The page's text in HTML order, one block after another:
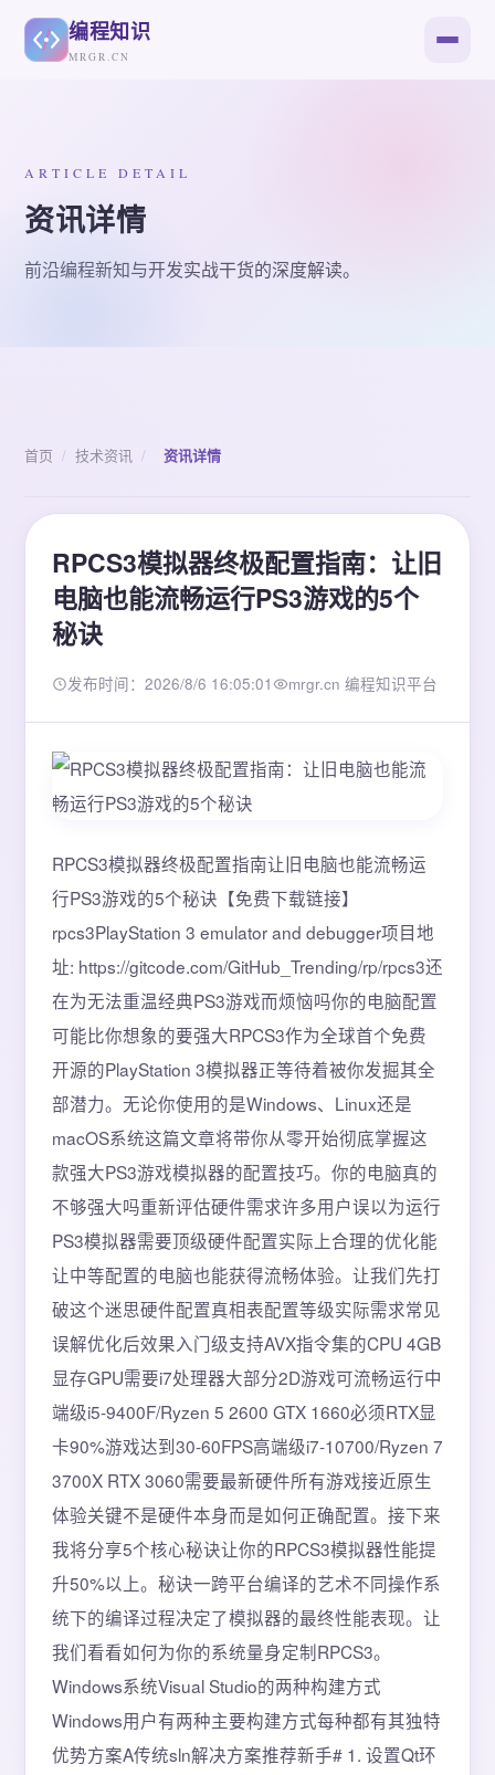
编程知识
MRGR.CN
ARTICLE DETAIL
资讯详情
前沿编程新知与开发实战干货的深度解读。
首页 / 技术资讯 / 资讯详情
RPCS3模拟器终极配置指南：让旧
电脑也能流畅运行PS3游戏的5个
秘诀
发布时间：2026/8/6 16:05:01 mrgr.cn 编程知识平台
RPCS3模拟器终极配置指南让旧电脑也能流畅运
行PS3游戏的5个秘诀【免费下载链接】
rpcs3PlayStation 3 emulator and debugger项目地
址: https://gitcode.com/GitHub_Trending/rp/rpcs3还
在为无法重温经典PS3游戏而烦恼吗你的电脑配置
可能比你想象的要强大RPCS3作为全球首个免费
开源的PlayStation 3模拟器正等待着被你发掘其全
部潜力。无论你使用的是Windows、Linux还是
macOS系统这篇文章将带你从零开始彻底掌握这
款强大PS3游戏模拟器的配置技巧。你的电脑真的
不够强大吗重新评估硬件需求许多用户误以为运行
PS3模拟器需要顶级硬件配置实际上合理的优化能
让中等配置的电脑也能获得流畅体验。让我们先打
破这个迷思硬件配置真相表配置等级实际需求常见
误解优化后效果入门级支持AVX指令集的CPU 4GB
显存GPU需要i7处理器大部分2D游戏可流畅运行中
端级i5-9400F/Ryzen 5 2600 GTX 1660必须RTX显
卡90%游戏达到30-60FPS高端级i7-10700/Ryzen 7
3700X RTX 3060需要最新硬件所有游戏接近原生
体验关键不是硬件本身而是如何正确配置。接下来
我将分享5个核心秘诀让你的RPCS3模拟器性能提
升50%以上。秘诀一跨平台编译的艺术不同操作系
统下的编译过程决定了模拟器的最终性能表现。让
我们看看如何为你的系统量身定制RPCS3。
Windows系统Visual Studio的两种构建方式
Windows用户有两种主要构建方式每种都有其独特
优势方案A传统sln解决方案推荐新手# 1. 设置Qt环